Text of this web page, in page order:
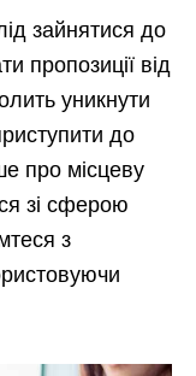
зайнятися до
пропозиції від
уникнути
до
про місцеву
зі сферою
з